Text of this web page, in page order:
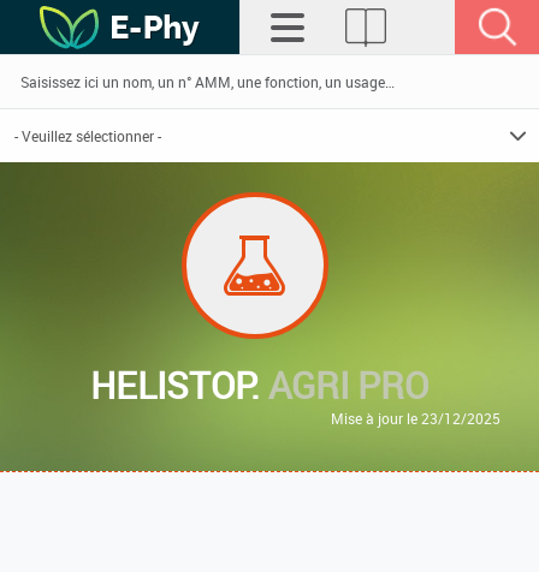
HELISTOP.AGRI PRO
Mise à jour le 23/12/2025